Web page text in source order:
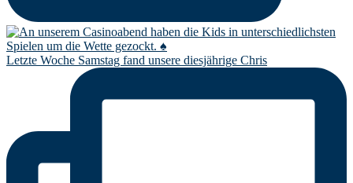
Letzte Woche Samstag fand unsere diesjährige Chris